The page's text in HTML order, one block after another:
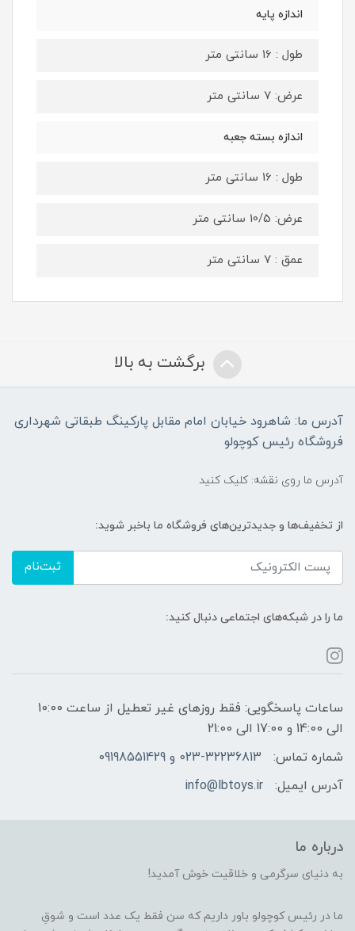
اندازه پایه
طول : 16 سانتی متر
عرض: 7 سانتی متر
اندازه بسته جعبه
طول : 16 سانتی متر
عرض: 10/5 سانتی متر
عمق : 7 سانتی متر
برگشت به بالا
آدرس ما: شاهرود خیابان امام مقابل پارکینگ طبقاتی شهرداری
فروشگاه رئیس کوچولو
آدرس ما روی نقشه: کلیک کنید
از تخفیف‌ها و جدیدترین‌های فروشگاه ما باخبر شوید:
ثبت‌نام
ما را در شبکه‌های اجتماعی دنبال کنید:
ساعات پاسخگویی: فقط روزهای غیر تعطیل از ساعت 10:00
الی 14:00 و 17:00 الی 21:00
شماره تماس:
023-32236813 و 09198551429
آدرس ایمیل:
info@lbtoys.ir
درباره ما
به دنیای سرگرمی و خلاقیت خوش آمدید!
ما در رئیس کوچولو باور داریم که سن فقط یک عدد است و شوقِ